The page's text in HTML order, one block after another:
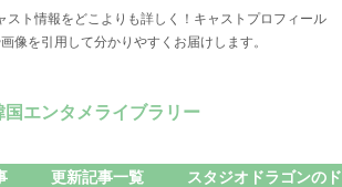
スト情報をどこよりも詳しく！キャストプロフィール
像を引用して分かりやすくお届けします。
国エンタメライブラリー
更新記事一覧 スタジオドラゴンの